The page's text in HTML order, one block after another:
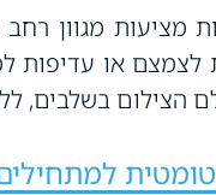
מציעות מגוון
לצמצם או עדיפות
הצילום בשלבים,